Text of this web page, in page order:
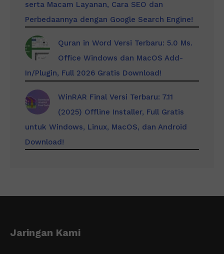
serta Macam Layanan, Cara SEO dan
Perbedaannya dengan Google Search Engine!
Quran in Word Versi Terbaru: 5.0 Ms.
Office Windows dan MacOS Add-
In/Plugin, Full 2026 Gratis Download!
WinRAR Final Versi Terbaru: 7.11
(2025) Offline Installer, Full Gratis
untuk Windows, Linux, MacOS, dan Android
Download!
Jaringan Kami